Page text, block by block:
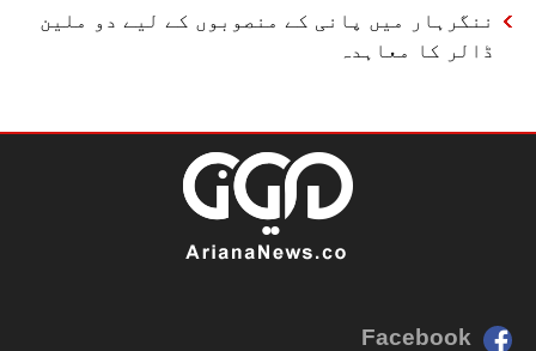
ننگرہار میں پانی کے منصوبوں کے لیے دو ملین
ڈالر کا معاہدہ
Facebook